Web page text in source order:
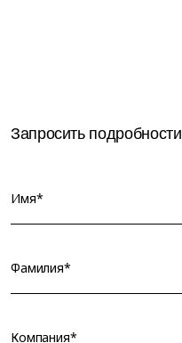
Запросить подробности
Имя*
Фамилия*
Компания*